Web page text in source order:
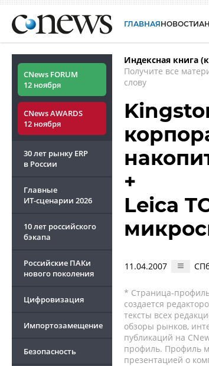
ГЛАВНАЯНОВОСТИ
CNews FORUM
12 ноября
CNews AWARDS
12 ноября
30 лет рынку ERP
в России
Главные
ИТ-сценарии 2026
10 лет российского
бэкапа
Российские ПАКи
нового поколения
Цифровизация
Импортозамещение
Безопасность
Индексная книга
Получите все
слову
+
Leica
11.04.2007
* Страница-
создается
тексты всех
обзоры рынков,
публикаций на
профиль. Профиль
презентацией о